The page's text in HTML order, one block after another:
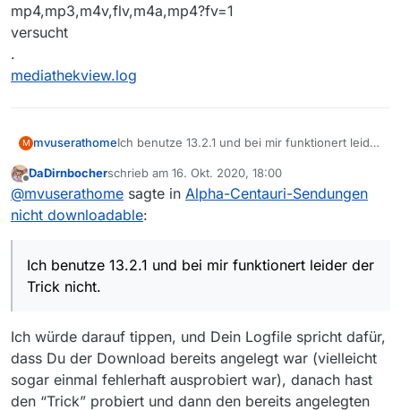
mp4,mp3,m4v,flv,m4a,mp4?fv=1
versucht
.
mediathekview.log
M mvuserathomeIch benutze 13.2.1 und bei mir funktionert leider
Ich habe es mit
mp4,mp3,m4v,flv,m4a,fv=1
und
.
DaDirnbocherschrieb am 16. Okt. 2020, 18:00
zuletzt editiert von
@mvuserathome sagte in Alpha-Centauri-Sendungen
nicht downloadable:
Ich benutze 13.2.1 und bei mir funktionert leider der
Trick nicht.
Ich würde darauf tippen, und Dein Logfile spricht dafür,
dass Du der Download bereits angelegt war (vielleicht
sogar einmal fehlerhaft ausprobiert war), danach hast
den “Trick” probiert und dann den bereits angelegten